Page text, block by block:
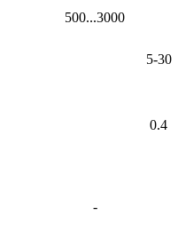
500...3000
5-30
0.4
-